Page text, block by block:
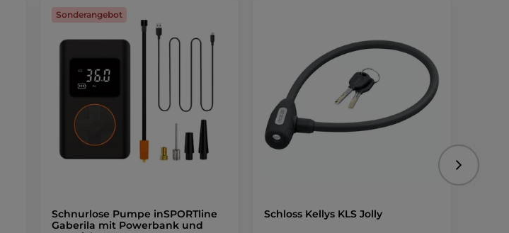
Schnurlose Pumpe inSPORTline
Gaberila mit Powerbank und
Sonderangebot
Schloss Kellys KLS Jolly
Folgend